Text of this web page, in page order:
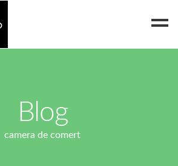
Blog
camera de comert